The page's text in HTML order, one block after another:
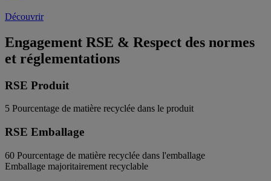
Découvrir
Engagement RSE & Respect des normes
et réglementations
RSE Produit
5 Pourcentage de matière recyclée dans le produit
RSE Emballage
60 Pourcentage de matière recyclée dans l'emballage
Emballage majoritairement recyclable